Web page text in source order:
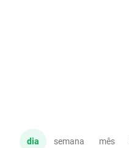
dia semana mês